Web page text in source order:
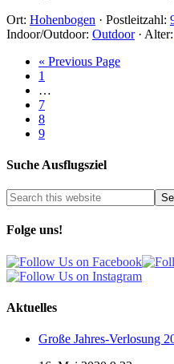
Ort: Hohenbogen · Postleitzahl:
Indoor/Outdoor: Outdoor· Alter:
« Previous Page
1
…
7
8
9
Suche Ausflugsziel
Folge uns!
Aktuelles
Große Jahres-Verlosung